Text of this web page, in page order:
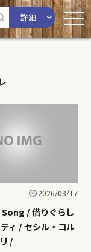
詳細
2026/03/17
/ 借りぐらし
ィ / セシル・コル
/